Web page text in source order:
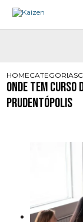
HOMECATEGORIAS
Onde Tem
Prudentópolis